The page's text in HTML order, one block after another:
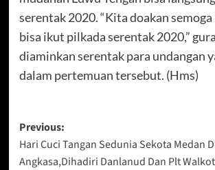
serentak 2020. “Kita doakan
bisa ikut pilkada serentak 2020,”
diaminkan serentak para undangan
dalam pertemuan tersebut. (Hms)
Post
navigation
Previous:
Hari Cuci Tangan Sedunia Sekota Medan
Angkasa,Dihadiri Danlanud Dan Plt